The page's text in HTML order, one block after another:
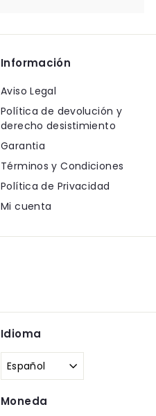
Información
Aviso Legal
Política de devolución y
derecho desistimiento
Garantia
Términos y Condiciones
Política de Privacidad
Mi cuenta
Idioma
Español
Moneda